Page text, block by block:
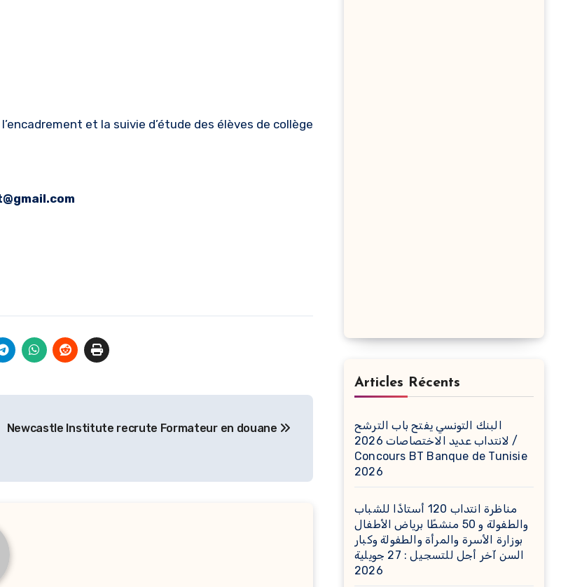
et la suivie d’étude des élèves de collège
Newcastle Institute recrute Formateur en douane
Articles Récents
البنك التونسي يفتح باب الترشح
لانتداب عديد الاختصاصات 2026 /
Concours BT Banque de Tunisie
2026
مناظرة انتداب 120 أستاذًا للشباب
والطفولة و 50 منشطًا برياض الأطفال
بوزارة الأسرة والمرأة والطفولة وكبار
السن آخر أجل للتسجيل : 27 جويلية
2026